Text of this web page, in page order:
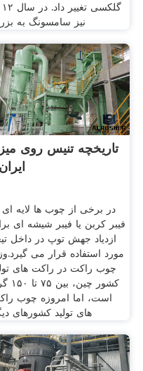
گلکسی تغییر
نیز سامسونگ به
تاریخچه تنیس روی میز
ایران
در برخی از چوب ها لایه ای
فیبر کربن یا فیبر شیشه ای
ازدیاد جهش توپ در داخل
مورد استفاده قرار می
چوب راکت در راکت های
کشور
است، اما امروزه چوب
های تولید کشورهای